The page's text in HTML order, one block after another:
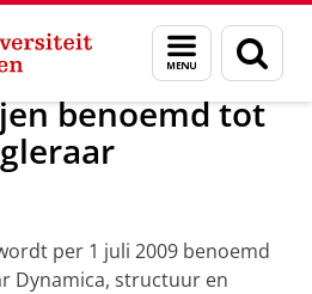
Menu
en
zoeken
and Engineering Nieuws
benoemd tot
per 1 juli 2009 benoemd
Dynamica, structuur en